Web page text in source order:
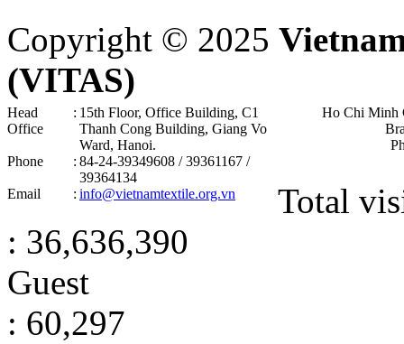
Copyright © 2025
(VITAS)
Head
Office
: 15th Floor, Office Building, C1
Thanh Cong Building, Giang Vo
Ward, Hanoi .
Phone
: 84-24-39349608 / 39361167 /
39364134
Email
: info@vietnamtextile.org.vn
Ho Chi Minh
Total
: 36,636,390
Guest
: 60,297